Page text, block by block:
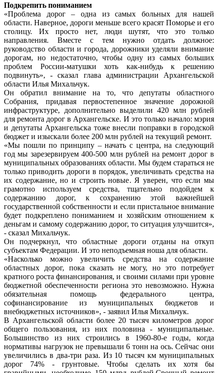
Подкрепить пониманием
«Проблема дорог – одна из самых больных для нашей
области. Наверное, дороги меньше всего красят Поморье и его
столицу. Их просто нет, люди шутят, что это только
направления. Вместе с тем нужно отдать должное:
руководство области и города, дорожники уделяли внимание
дорогам, но недостаточно, чтобы одну из самых больших
проблем России-матушки хоть как-нибудь к решению
подвинуть», - сказал глава администрации Архангельской
области Илья Михальчук.
Он обратил внимание на то, что депутаты областного
Собрания, придавая первостепенное значение дорожной
инфраструктуре, дополнительно выделили 420 млн рублей
для ремонта дорог в Архангельске. И это только начало: мэрия
и депутаты Архангельска тоже внесли поправки в городской
бюджет и изыскали более 200 млн рублей на текущий ремонт.
«Мы пошли по принципу – начать с центра, на следующий
год мы зарезервируем 400-500 млн рублей на ремонт дорог в
муниципальных образованиях области. Мы будем стараться не
только приводить дороги в порядок, увеличивать средства на
их содержание, но и строить новые. Я уверен, что если мы
грамотно используем средства, тщательно подойдем к
содержанию дорог, к сохранению этой важнейшей
государственной собственности и если пристальное внимание
будет подкреплено пониманием и хозяйским отношением к
деньгам и самому содержанию дорог, то ситуация улучшится»,
- сказал Михальчук.
Он подчеркнул, что областные дороги отданы на откуп
субъектам Федерации. И это неподъемная ноша для области.
«Насколько можно увеличить средства на содержание
областных дорог, пока сказать не могу, но это потребует
кратного роста финансирования, и своими силами при уровне
бюджетной обеспеченности региона это невозможно. Нужна
обязательная помощь федерального центра,
софинансирование из муниципальных бюджетов и
внебюджетных источников», - заявил Илья Михальчук.
В Архангельской области более 20 тысяч километров дорог
общего пользования, из них половина - муниципальные.
Большинство из них строились в 1960-80-е годы, когда
нормативы нагрузок не превышали 6 тонн на ось. Сейчас они
увеличились в два-три раза. Из 10 тысяч км муниципальных
дорог 74% - грунтовые. Чтобы сделать их хотя бы